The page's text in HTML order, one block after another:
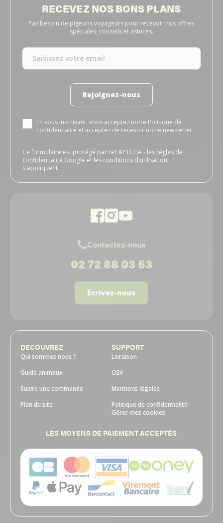
RECEVEZ NOS BONS PLANS
Pas besoin de pigeons voyageurs pour recevoir nos offres
spéciales, conseils et astuces.
Rejoignez-nous
En vous inscrivant, vous acceptez notre Politique de
confidentialité et acceptez de recevoir notre newsletter.
Ce formulaire est protégé par reCAPTCHA - les règles de
confidentialité Google et les conditions d'utilisation
s'appliquent.
Contactez-nous
02 72 88 03 53
Écrivez-nous
DECOUVREZ
Qui sommes nous ?
Guide animaux
Suivre une commande
Plan du site
SUPPORT
Livraison
CGV
Mentions légales
Politique de confidentialité
Gérer mes cookies
LES MOYENS DE PAIEMENT ACCEPTÉS